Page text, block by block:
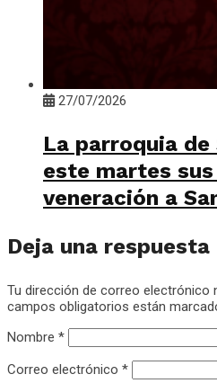
27/07/2026
La parroquia de
este martes
veneración a
Deja una respuesta
Tu dirección de correo electrónico
campos obligatorios están
Nombre *
Correo electrónico *